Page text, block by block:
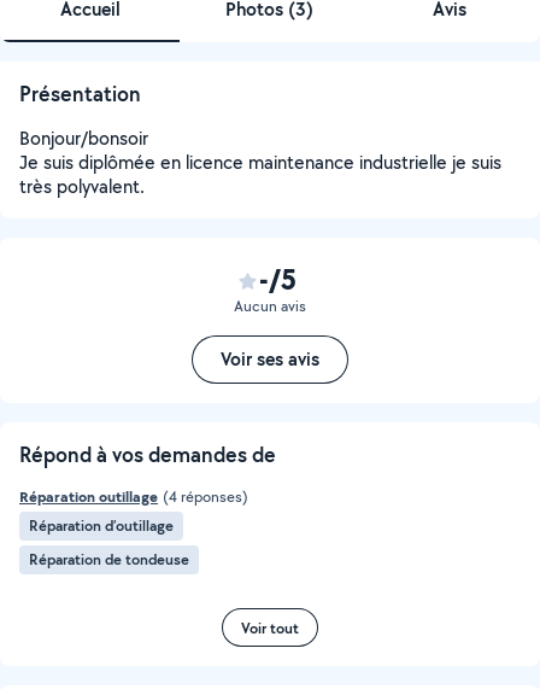
Accueil Photos (3) Avis
Présentation
Bonjour/bonsoir
Je suis diplômée en licence maintenance industrielle je suis
très polyvalent.
-/5
Aucun avis
Voir ses avis
Répond à vos demandes de
Réparation outillage (4 réponses)
Réparation d’outillage
Réparation de tondeuse
Voir tout